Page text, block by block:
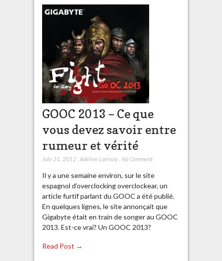
GOOC 2013 – Ce que
vous devez savoir entre
rumeur et vérité
July 31, 2012, Adeline Larrouy, No Comment
Il y a une semaine environ, sur le site
espagnol d’overclocking overclockear, un
article furtif parlant du GOOC a été publié.
En quelques lignes, le site annonçait que
Gigabyte était en train de songer au GOOC
2013. Est-ce vrai? Un GOOC 2013?
Read Post →